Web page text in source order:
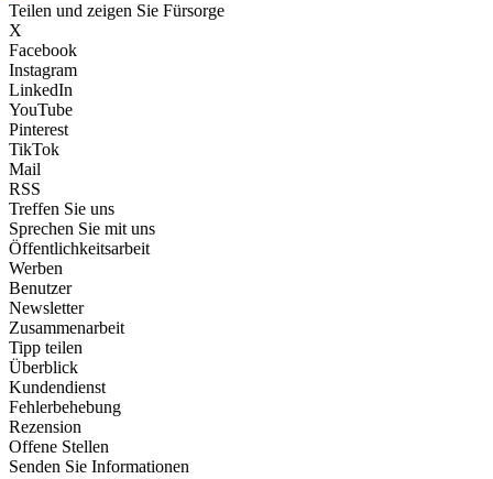
Teilen und zeigen Sie Fürsorge
X
Facebook
Instagram
LinkedIn
YouTube
Pinterest
TikTok
Mail
RSS
Treffen Sie uns
Sprechen Sie mit uns
Öffentlichkeitsarbeit
Werben
Benutzer
Newsletter
Zusammenarbeit
Tipp teilen
Überblick
Kundendienst
Fehlerbehebung
Rezension
Offene Stellen
Senden Sie Informationen